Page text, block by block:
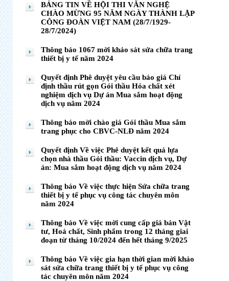
BẢNG TIN VỀ HỘI THI VĂN NGHỆ
CHÀO MỪNG 95 NĂM NGÀY THÀNH LẬP
CÔNG ĐOÀN VIỆT NAM (28/7/1929-
28/7/2024)
Thông báo 1067 mời khảo sát sửa chữa trang
thiết bị y tế năm 2024
Quyết định Phê duyệt yêu cầu báo giá Chỉ
định thầu rút gọn Gói thầu Hóa chất xét
nghiệm dịch vụ Dự án Mua sắm hoạt động
dịch vụ năm 2024
Thông báo mời chào giá Gói thầu Mua sắm
trang phục cho CBVC-NLĐ năm 2024
Quyết định Về việc Phê duyệt kết quả lựa
chọn nhà thầu Gói thầu: Vaccin dịch vụ, Dự
án: Mua sắm hoạt động dịch vụ năm 2024
Thông báo Về việc thực hiện Sửa chữa trang
thiết bị y tế phục vụ công tác chuyên môn
năm 2024
Thông báo Về việc mời cung cấp giá bán Vật
tư, Hoá chất, Sinh phẩm trong 12 tháng giai
đoạn từ tháng 10/2024 đến hết tháng 9/2025
Thông báo Về việc gia hạn thời gian mời khảo
sát sửa chữa trang thiết bị y tế phục vụ công
tác chuyên môn năm 2024